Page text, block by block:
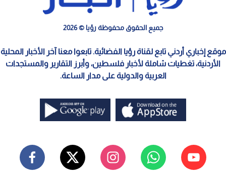
جميع الحقوق محفوظة رؤيا © 2026
موقع إخباري أردني تابع لقناة رؤيا الفضائية. تابعوا معنا آخر الأخبار المحلية
الأردنية، تغطيات شاملة لأخبار فلسطين، وأبرز التقارير والمستجدات
العربية والدولية على مدار الساعة.